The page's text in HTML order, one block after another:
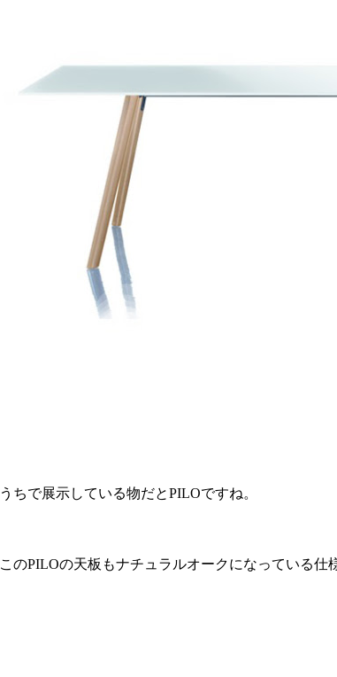
うちで展示している物だとPILOですね。
このPILOの天板もナチュラルオークになっている仕